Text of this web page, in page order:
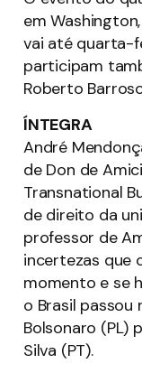
em
vai até quarta-
participam
Roberto
ÍNTEGRA
André
de Don de
Transnational
de direito da
professor de
incertezas que
momento e se
o Brasil
Bolsonaro (PL)
Silva (PT).